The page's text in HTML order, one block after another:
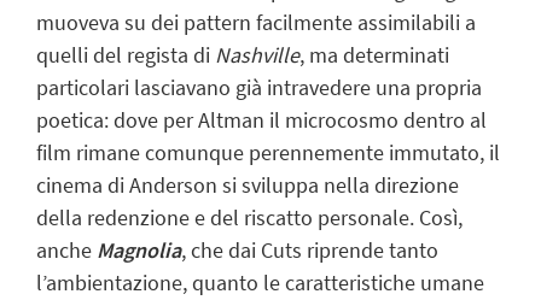
muoveva su dei pattern facilmente assimilabili a
quelli del regista di Nashville, ma determinati
particolari lasciavano già intravedere una propria
poetica: dove per Altman il microcosmo dentro al
film rimane comunque perennemente immutato, il
cinema di Anderson si sviluppa nella direzione
della redenzione e del riscatto personale. Così,
anche Magnolia, che dai Cuts riprende tanto
l’ambientazione, quanto le caratteristiche umane